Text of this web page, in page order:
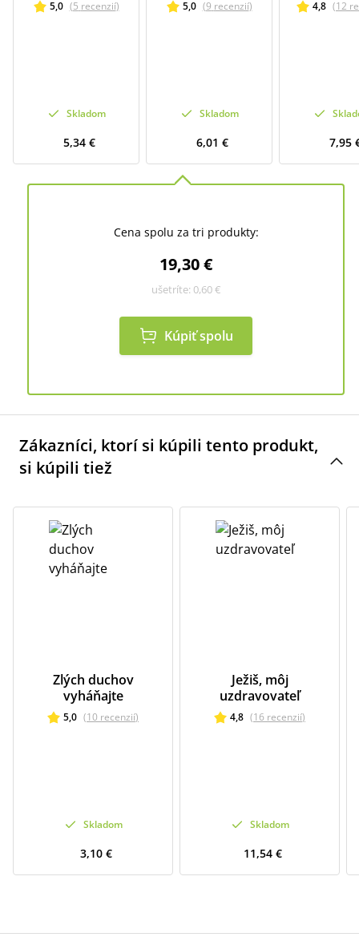
5,0 (5 recenzií)
Skladom
5,34 €
5,0 (9 recenzií)
Skladom
6,01 €
4,8 (12
7,95
Cena spolu za tri produkty:
19,30 €
ušetríte: 0,60 €
Kúpiť spolu
Zákazníci, ktorí si kúpili tento produkt,
si kúpili tiež
Zlých duchov
vyháňajte
5,0 (10 recenzií)
Skladom
3,10 €
Ježiš, môj
uzdravovateľ
4,8 (16 recenzií)
Skladom
11,54 €